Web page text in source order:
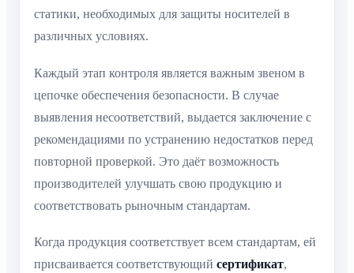
статики, необходимых для защиты носителей в
различных условиях.
Каждый этап контроля является важным звеном в
цепочке обеспечения безопасности. В случае
выявления несоответствий, выдается заключение с
рекомендациями по устранению недостатков перед
повторной проверкой. Это даёт возможность
производителей улучшать свою продукцию и
соответствовать рыночным стандартам.
Когда продукция соответствует всем стандартам, ей
присваивается соответствующий сертификат,